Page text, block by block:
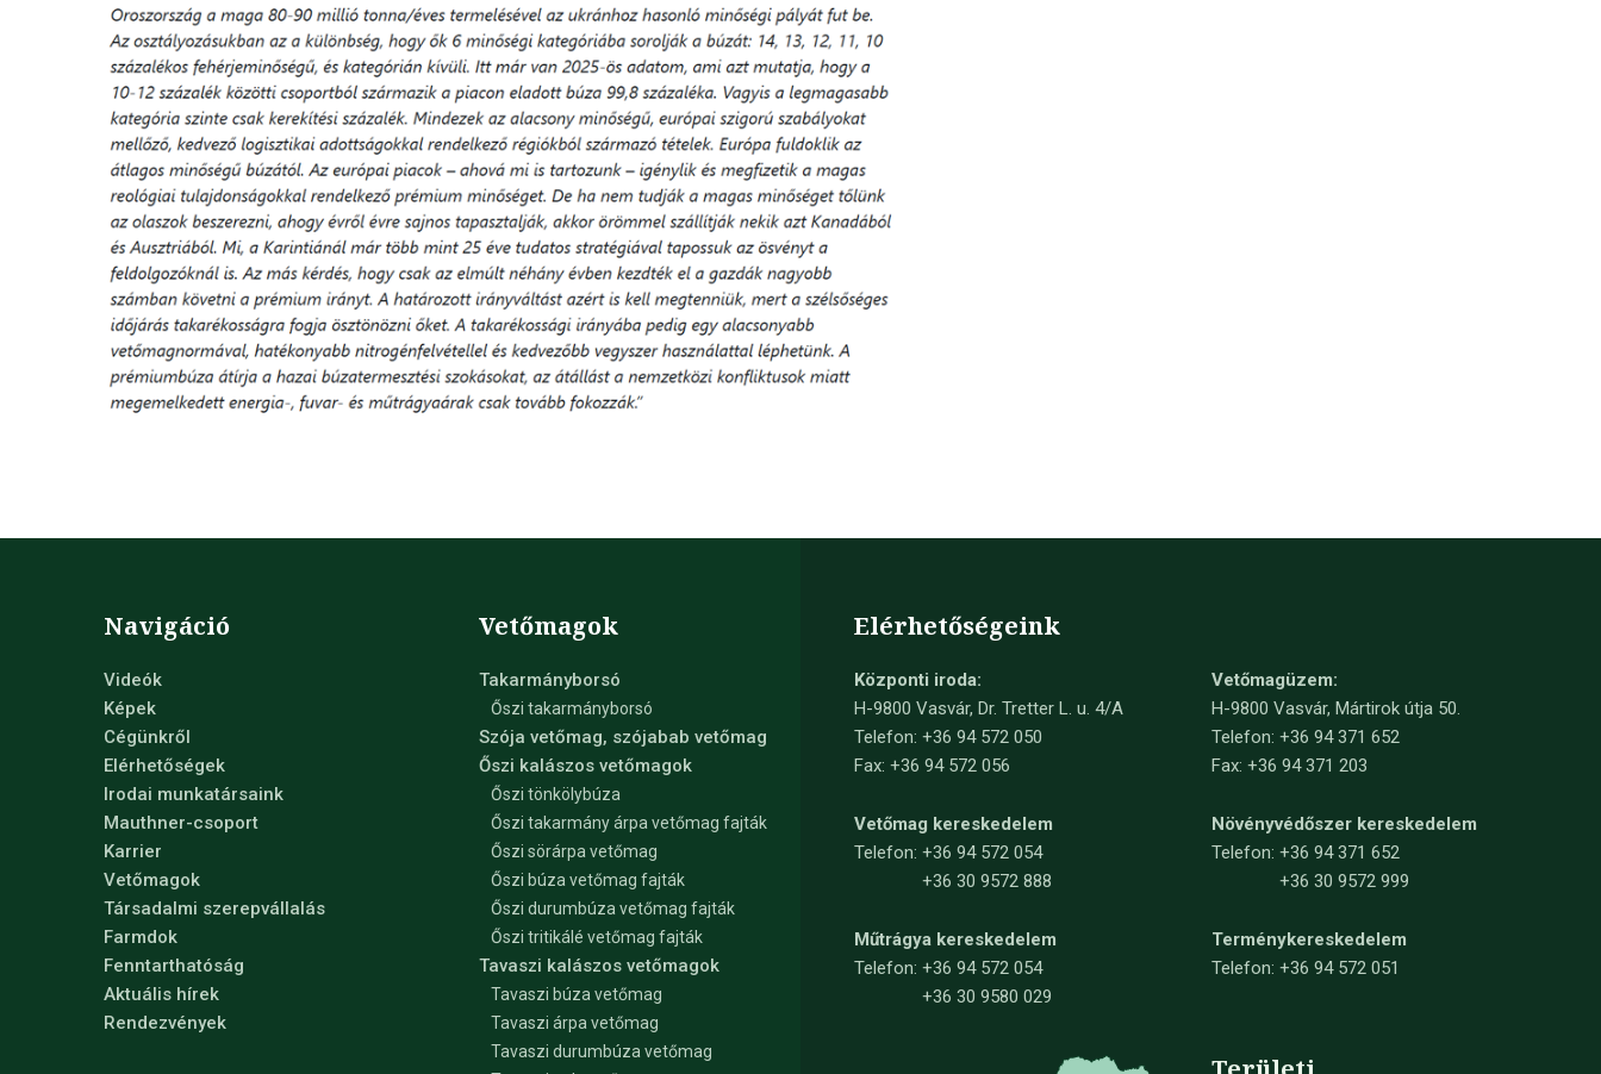
Navigáció
Videók
Képek
Cégünkről
Elérhetőségek
Irodai munkatársaink
Mauthner-csoport
Karrier
Vetőmagok
Társadalmi szerepvállalás
Farmdok
Fenntarthatóság
Aktuális hírek
Rendezvények
Vetőmagok
Takarmányborsó
Őszi takarmányborsó
Szója vetőmag, szójabab vetőmag
Őszi kalászos vetőmagok
Őszi tönkölybúza
Őszi takarmány árpa vetőmag fajták
Őszi sörárpa vetőmag
Őszi búza vetőmag fajták
Őszi durumbúza vetőmag fajták
Őszi tritikálé vetőmag fajták
Tavaszi kalászos vetőmagok
Tavaszi búza vetőmag
Tavaszi árpa vetőmag
Tavaszi durumbúza vetőmag
Elérhetőségeink
Központi iroda:
H-9800 Vasvár, Dr. Tretter L. u. 4/A
Telefon: +36 94 572 050
Fax: +36 94 572 056
Vetőmagüzem:
H-9800 Vasvár, Mártirok útja 50.
Telefon: +36 94 371 652
Fax: +36 94 371 203
Vetőmag kereskedelem
Telefon: +36 94 572 054
+36 30 9572 888
Növényvédőszer kereskedelem
Telefon: +36 94 371 652
+36 30 9572 999
Műtrágya kereskedelem
Telefon: +36 94 572 054
+36 30 9580 029
Terménykereskedelem
Telefon: +36 94 572 051